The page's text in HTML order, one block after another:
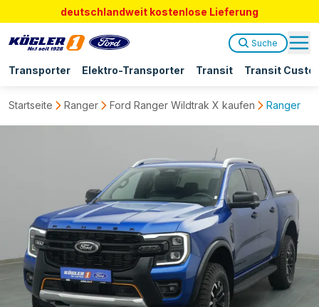
deutschlandweit kostenlose Lieferung
Transporter Elektro-Transporter Transit Transit
Suche
Startseite Ranger Ford Ranger Wildtrak X kaufen Ranger